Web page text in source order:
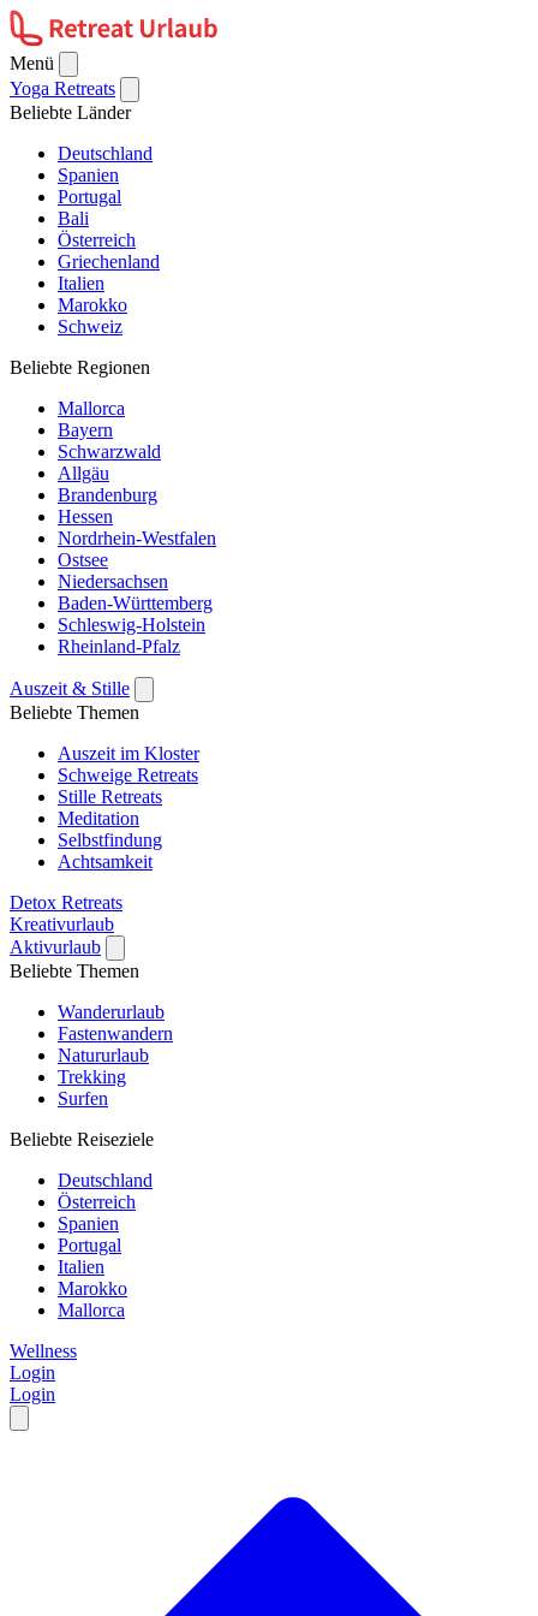
Menü
Yoga Retreats
Beliebte Länder
Deutschland
Spanien
Portugal
Bali
Österreich
Griechenland
Italien
Marokko
Schweiz
Beliebte Regionen
Mallorca
Bayern
Schwarzwald
Allgäu
Brandenburg
Hessen
Nordrhein-Westfalen
Ostsee
Niedersachsen
Baden-Württemberg
Schleswig-Holstein
Rheinland-Pfalz
Auszeit & Stille
Beliebte Themen
Auszeit im Kloster
Schweige Retreats
Stille Retreats
Meditation
Selbstfindung
Achtsamkeit
Detox Retreats
Kreativurlaub
Aktivurlaub
Beliebte Themen
Wanderurlaub
Fastenwandern
Natururlaub
Trekking
Surfen
Beliebte Reiseziele
Deutschland
Österreich
Spanien
Portugal
Italien
Marokko
Mallorca
Wellness
Login
Login